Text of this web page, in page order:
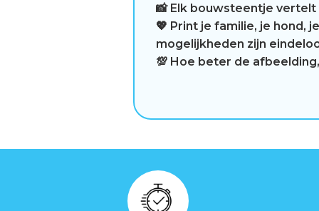
📸 Elk bouwsteentje
💖 Print je familie, je hond,
mogelijkheden zijn
💯 Hoe beter de